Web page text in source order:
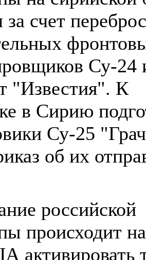
счет
Су-24
"Известия". К
в Сирию
Су-25
об их
российской
происходит
активировать